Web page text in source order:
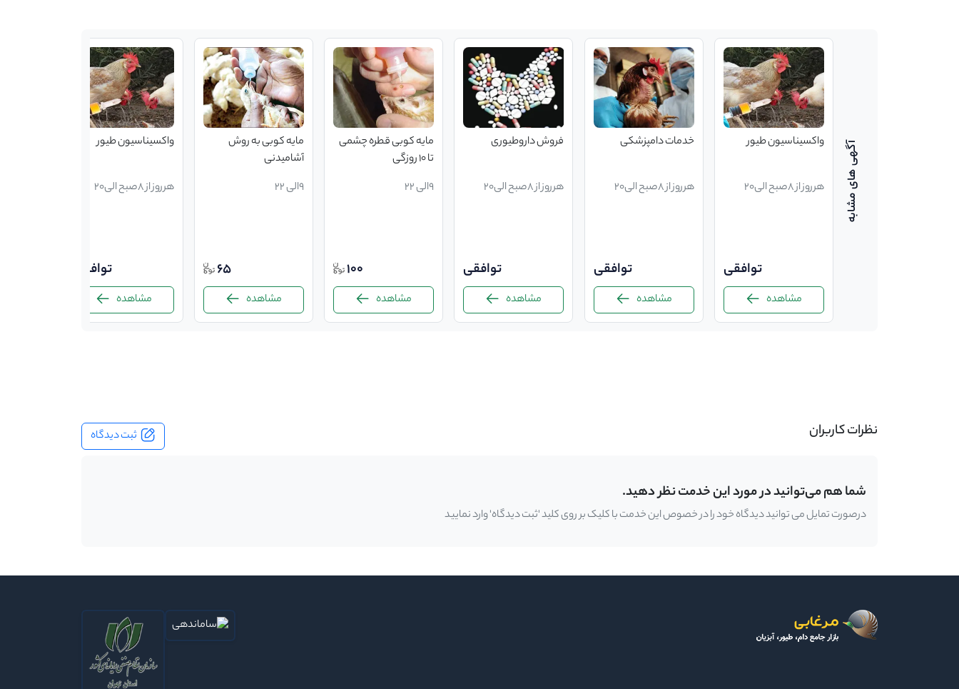
واکسیناسیون طیور
هرروز از 8صبح الی20
توافقی
مشاهده
خدمات دامپزشکی
هرروز از 8صبح الی20
توافقی
مشاهده
فروش داروطیوری
هرروز از 8صبح الی20
توافقی
مشاهده
مایه کوبی قطره چشمی
تا ۱۰ روزگی
9الی 22
100
مشاهده
مایه کوبی به روش
آشامیدنی
9الی 22
65
مشاهده
واکسیناسیون طیور
هرروز از 8صبح الی20
توافقی
مشاهده
نظرات کاربران ثبت دیدگاه
شما هم می‌توانید در مورد این خدمت نظر دهید.
درصورت تمایل می توانید دیدگاه خود را در خصوص این خدمت با کلیک بر روی کلید 'ثبت دیدگاه' وارد نمایید